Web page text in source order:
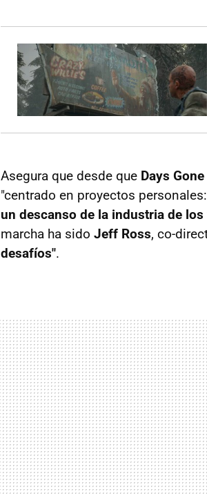
Asegura que desde que Days Gone
"centrado en proyectos
un descanso de la industria de
marcha ha sido Jeff Ross, co-
desafíos".